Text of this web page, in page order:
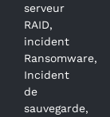
serveur
RAID,
incident
Ransomware,
Incident
de
sauvegarde,